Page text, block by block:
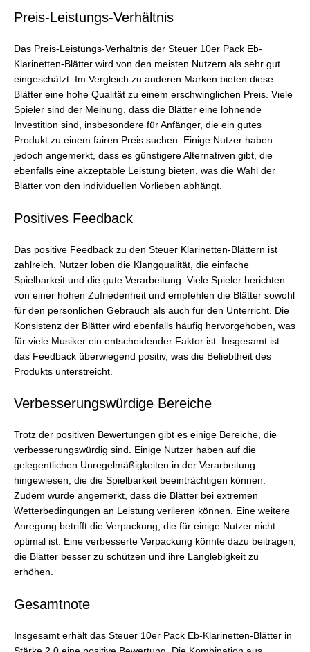
Preis-Leistungs-Verhältnis
Das Preis-Leistungs-Verhältnis der Steuer 10er Pack Eb-
Klarinetten-Blätter wird von den meisten Nutzern als sehr gut
eingeschätzt. Im Vergleich zu anderen Marken bieten diese
Blätter eine hohe Qualität zu einem erschwinglichen Preis. Viele
Spieler sind der Meinung, dass die Blätter eine lohnende
Investition sind, insbesondere für Anfänger, die ein gutes
Produkt zu einem fairen Preis suchen. Einige Nutzer haben
jedoch angemerkt, dass es günstigere Alternativen gibt, die
ebenfalls eine akzeptable Leistung bieten, was die Wahl der
Blätter von den individuellen Vorlieben abhängt.
Positives Feedback
Das positive Feedback zu den Steuer Klarinetten-Blättern ist
zahlreich. Nutzer loben die Klangqualität, die einfache
Spielbarkeit und die gute Verarbeitung. Viele Spieler berichten
von einer hohen Zufriedenheit und empfehlen die Blätter sowohl
für den persönlichen Gebrauch als auch für den Unterricht. Die
Konsistenz der Blätter wird ebenfalls häufig hervorgehoben, was
für viele Musiker ein entscheidender Faktor ist. Insgesamt ist
das Feedback überwiegend positiv, was die Beliebtheit des
Produkts unterstreicht.
Verbesserungswürdige Bereiche
Trotz der positiven Bewertungen gibt es einige Bereiche, die
verbesserungswürdig sind. Einige Nutzer haben auf die
gelegentlichen Unregelmäßigkeiten in der Verarbeitung
hingewiesen, die die Spielbarkeit beeinträchtigen können.
Zudem wurde angemerkt, dass die Blätter bei extremen
Wetterbedingungen an Leistung verlieren können. Eine weitere
Anregung betrifft die Verpackung, die für einige Nutzer nicht
optimal ist. Eine verbesserte Verpackung könnte dazu beitragen,
die Blätter besser zu schützen und ihre Langlebigkeit zu
erhöhen.
Gesamtnote
Insgesamt erhält das Steuer 10er Pack Eb-Klarinetten-Blätter in